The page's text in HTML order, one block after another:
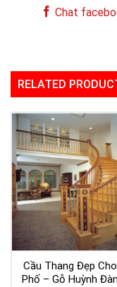
Chat
RELATED
Cầu Thang Đẹp
Phố – Gỗ Huỳnh